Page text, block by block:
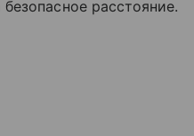
расстояние.